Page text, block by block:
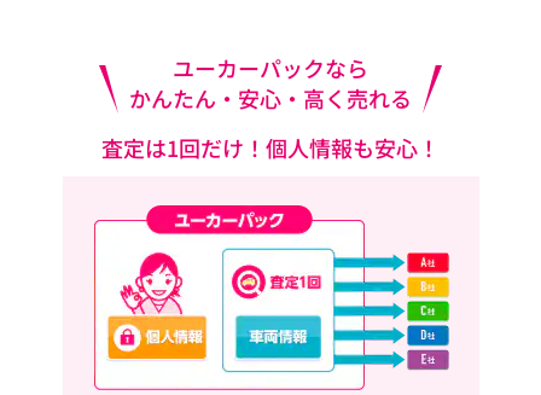
ユーカーパックなら
かんたん・安心・高く売れる
査定は1回だけ！個人情報も安心！